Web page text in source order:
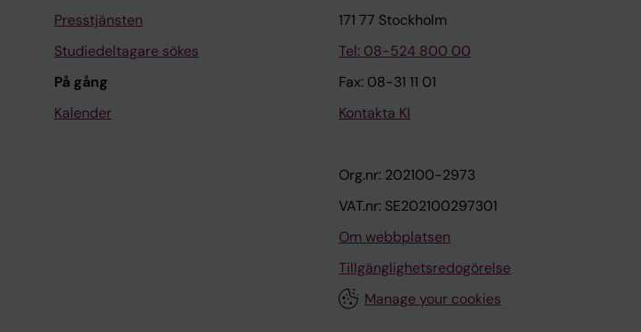
Presstjänsten
Studiedeltagare sökes
På gång
Kalender
171 77 Stockholm
Tel: 08-524 800 00
Fax: 08-31 11 01
Kontakta KI
Org.nr: 202100-2973
VAT.nr: SE202100297301
Om webbplatsen
Tillgänglighetsredogörelse
Manage your cookies